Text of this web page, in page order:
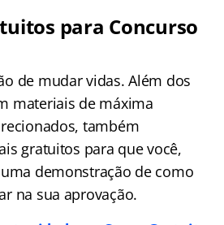
para Concurso
de mudar vidas. Além dos
materiais de máxima
também
gratuitos para que você,
demonstração de como
na sua aprovação.